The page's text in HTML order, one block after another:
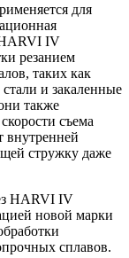
для
IV
резанием
таких как
и закаленные
также
съема
внутренней
стружку даже
HARVI IV
новой марки
сплавов.